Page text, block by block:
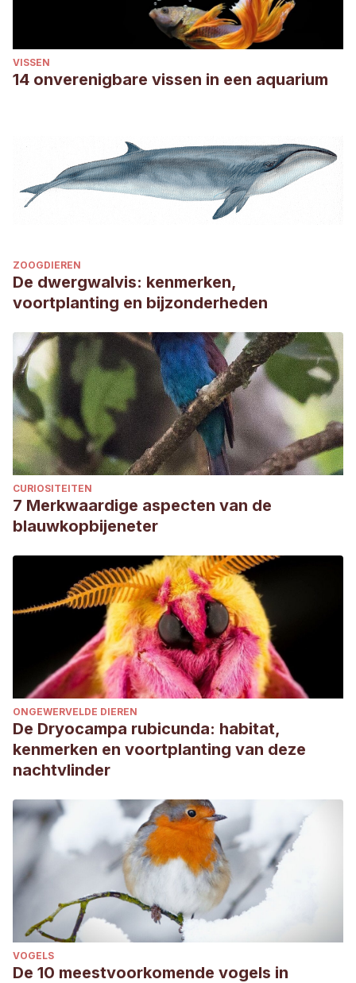
VISSEN
14 onverenigbare vissen in een aquarium
ZOOGDIEREN
De dwergwalvis: kenmerken,
voortplanting en bijzonderheden
CURIOSITEITEN
7 Merkwaardige aspecten van de
blauwkopbijeneter
ONGEWERVELDE DIEREN
De Dryocampa rubicunda: habitat,
kenmerken en voortplanting van deze
nachtvlinder
VOGELS
De 10 meestvoorkomende vogels in